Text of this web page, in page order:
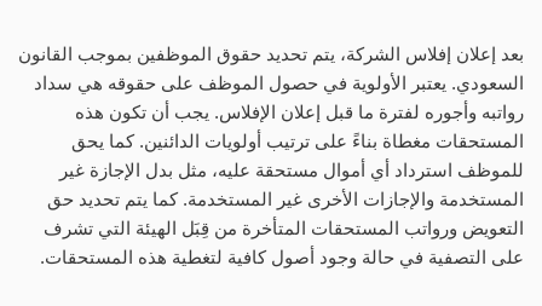
بعد إعلان إفلاس الشركة، يتم تحديد حقوق الموظفين بموجب القانون
السعودي. يعتبر الأولوية في حصول الموظف على حقوقه هي سداد
رواتبه وأجوره لفترة ما قبل إعلان الإفلاس. يجب أن تكون هذه
المستحقات مغطاة بناءً على ترتيب أولويات الدائنين. كما يحق
للموظف استرداد أي أموال مستحقة عليه، مثل بدل الإجازة غير
المستخدمة والإجازات الأخرى غير المستخدمة. كما يتم تحديد حق
التعويض ورواتب المستحقات المتأخرة من قِبَل الهيئة التي تشرف
على التصفية في حالة وجود أصول كافية لتغطية هذه المستحقات.